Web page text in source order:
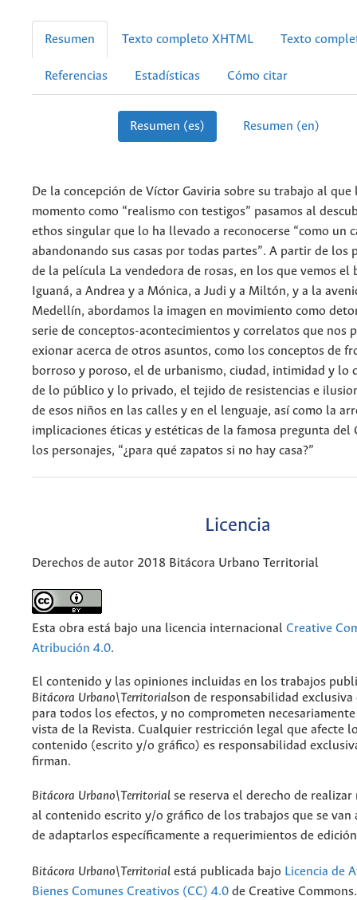
Resumen Texto completo XHTML Texto
Referencias Estadísticas Cómo citar
Resumen (es) Resumen (en)
De la concepción de Víctor Gaviria sobre su trabajo al
momento como “realismo con testigos” pasamos al
ethos singular que lo ha llevado a reconocerse “como un
abandonando sus casas por todas partes”. A partir de los
de la película La vendedora de rosas, en los que vemos el
Iguaná, a Andrea y a Mónica, a Judi y a Miltón, y a la
Medellín, abordamos la imagen en movimiento como
serie de conceptos-acontecimientos y correlatos que nos
exionar acerca de otros asuntos, como los conceptos de
borroso y poroso, el de urbanismo, ciudad, intimidad y lo
de lo público y lo privado, el tejido de resistencias e
de esos niños en las calles y en el lenguaje, así como la
implicaciones éticas y estéticas de la famosa pregunta del
los personajes, “¿para qué zapatos si no hay casa?”
Licencia
Derechos de autor 2018 Bitácora Urbano Territorial
Esta obra está bajo una licencia internacional Creative
Atribución 4.0.
El contenido y las opiniones incluidas en los trabajos
Bitácora Urbano\Territorialson de responsabilidad exclusiva
para todos los efectos, y no comprometen
vista de la Revista. Cualquier restricción legal que afecte
contenido (escrito y/o gráfico) es responsabilidad
firman.
Bitácora Urbano\Territorial se reserva el derecho de realizar
al contenido escrito y/o gráfico de los trabajos que se van
de adaptarlos específicamente a requerimientos de
Bitácora Urbano\Territorial está publicada bajo Licencia de
Bienes Comunes Creativos (CC) 4.0 de Creative